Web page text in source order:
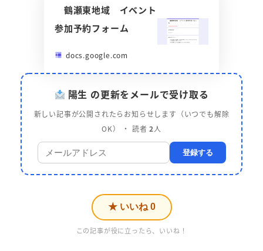
鶴瀬東地域 イベント
参加予約フォーム
docs.google.com
陽生 の更新をメールで受け取る
新しい記事が公開されたらお知らせします（いつでも解除
OK） ・ 読者2人
登録する
★ いいね 0
この記事が役に立ったら、いいね！